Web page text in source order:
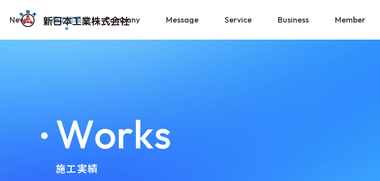
News 施工実績 Company Message Service Business Member
Works
施工実績